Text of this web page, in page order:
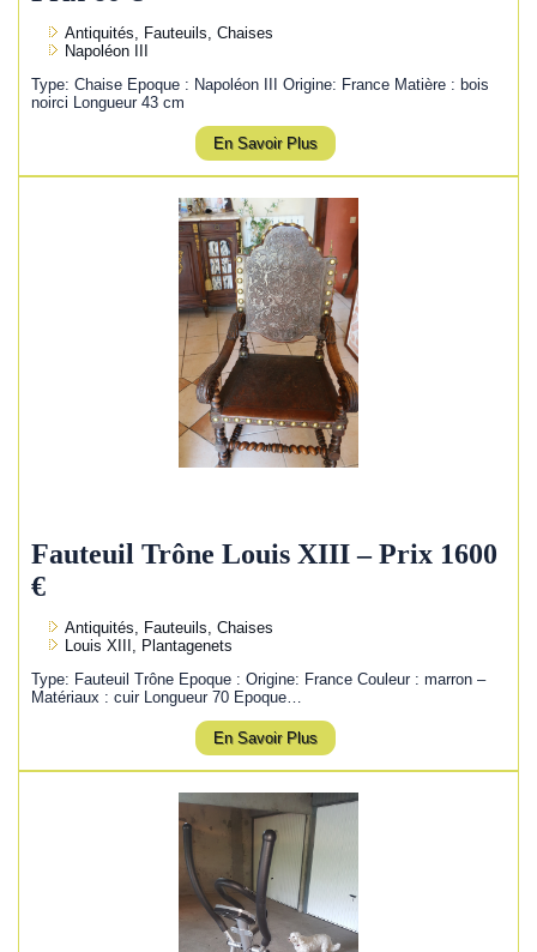
Antiquités, Fauteuils, Chaises
Napoléon III
Type: Chaise Epoque : Napoléon III Origine: France Matière : bois
noirci Longueur 43 cm
En Savoir Plus
Fauteuil Trône Louis XIII – Prix 1600
€
Antiquités, Fauteuils, Chaises
Louis XIII, Plantagenets
Type: Fauteuil Trône Epoque : Origine: France Couleur : marron –
Matériaux : cuir Longueur 70 Epoque…
En Savoir Plus